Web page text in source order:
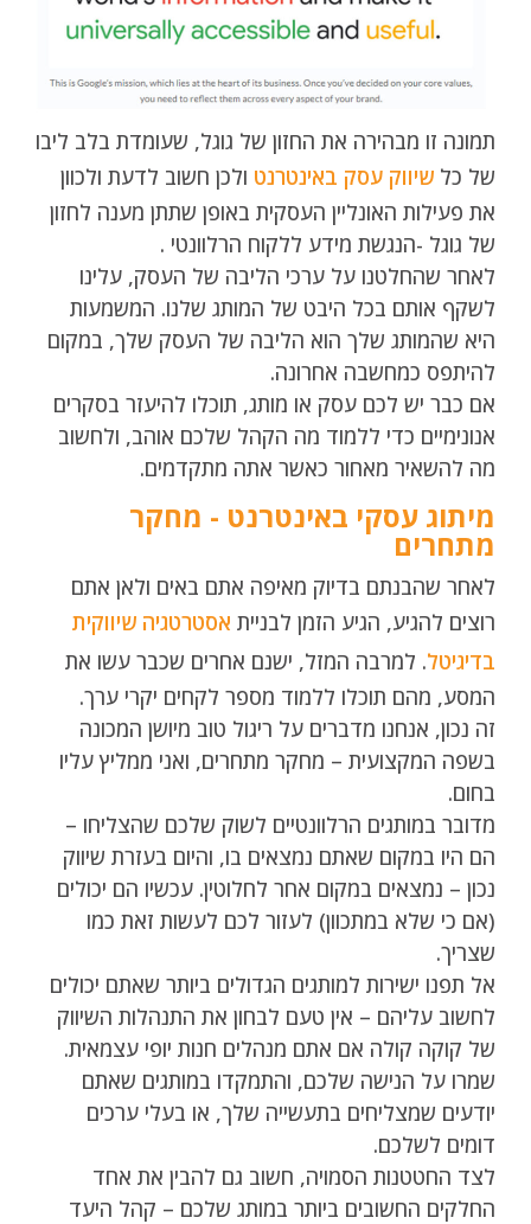
תמונה זו מבהירה את החזון של גוגל, שעומדת בלב ליבו
של כל שיווק עסק באינטרנט ולכן חשוב לדעת ולכוון
את פעילות האונליין העסקית באופן שתתן מענה לחזון
של גוגל -הנגשת מידע ללקוח הרלוונטי .
לאחר שהחלטנו על ערכי הליבה של העסק, עלינו
לשקף אותם בכל היבט של המותג שלנו. המשמעות
היא שהמותג שלך הוא הליבה של העסק שלך, במקום
להיתפס כמחשבה אחרונה.
אם כבר יש לכם עסק או מותג, תוכלו להיעזר בסקרים
אנונימיים כדי ללמוד מה הקהל שלכם אוהב, ולחשוב
מה להשאיר מאחור כאשר אתה מתקדמים.
מיתוג עסקי באינטרנט - מחקר
מתחרים
לאחר שהבנתם בדיוק מאיפה אתם באים ולאן אתם
רוצים להגיע, הגיע הזמן לבניית אסטרטגיה שיווקית
בדיגיטל. למרבה המזל, ישנם אחרים שכבר עשו את
המסע, מהם תוכלו ללמוד מספר לקחים יקרי ערך.
זה נכון, אנחנו מדברים על ריגול טוב מיושן המכונה
בשפה המקצועית – מחקר מתחרים, ואני ממליץ עליו
בחום.
מדובר במותגים הרלוונטיים לשוק שלכם שהצליחו –
הם היו במקום שאתם נמצאים בו, והיום בעזרת שיווק
נכון – נמצאים במקום אחר לחלוטין. עכשיו הם יכולים
(אם כי שלא במתכוון) לעזור לכם לעשות זאת כמו
שצריך.
אל תפנו ישירות למותגים הגדולים ביותר שאתם יכולים
לחשוב עליהם – אין טעם לבחון את התנהלות השיווק
של קוקה קולה אם אתם מנהלים חנות יופי עצמאית.
שמרו על הנישה שלכם, והתמקדו במותגים שאתם
יודעים שמצליחים בתעשייה שלך, או בעלי ערכים
דומים לשלכם.
לצד החטטנות הסמויה, חשוב גם להבין את אחד
החלקים החשובים ביותר במותג שלכם – קהל היעד